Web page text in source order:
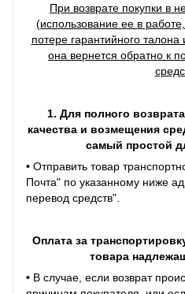
При возврате покупки в
(использование ее в
потере гарантийного талона
она вернется обратно к
1. Для полного
качества и возмещения
самый простой
• Отправить товар
Почта" по указанному ниже
перевод средств".
Оплата за
товара
• В случае, если возврат